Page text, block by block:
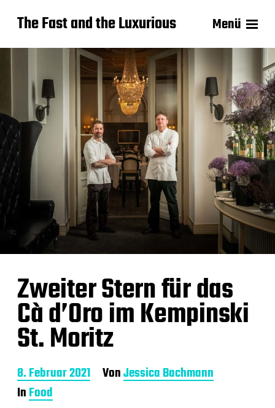
The Fast and the Luxurious Menü
Zweiter Stern für das
Cà d’Oro im Kempinski
St. Moritz
B
e
i
8. Februar 2021 VonJessica Bachmann
InFood